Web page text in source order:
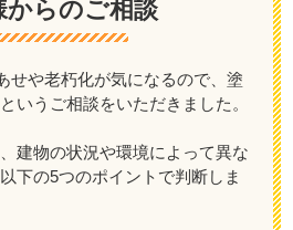
からのご相談
せや老朽化が気になるので、塗
いうご相談をいただきました。
建物の状況や環境によって異な
下の5つのポイントで判断しま